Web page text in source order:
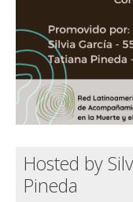
Hosted by
Pineda